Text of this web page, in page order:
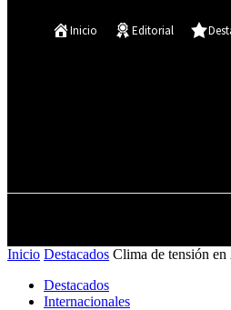
Inicio
Editorial
Inicio Destacados Clima de tensión
Destacados
Internacionales